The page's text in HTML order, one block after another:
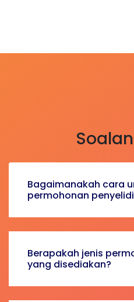
Soalan
Bagaimanakah cara
permohonan
Berapakah jenis
yang disediakan?